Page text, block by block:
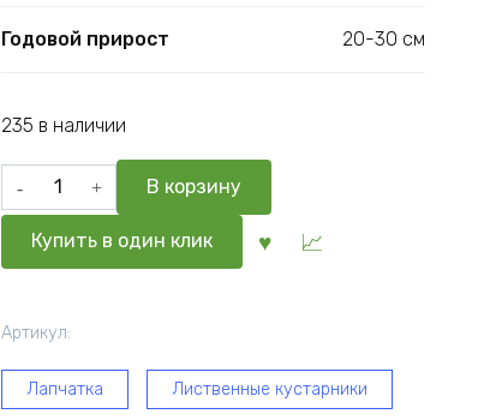
Годовой прирост 20-30 см
235 в наличии
Количество
товара
Лапчатка
розовая
Пинк
(Lovely
Pink)
10-
В корзину
Купить в один клик
Артикул:
Лапчатка Лиственные кустарники